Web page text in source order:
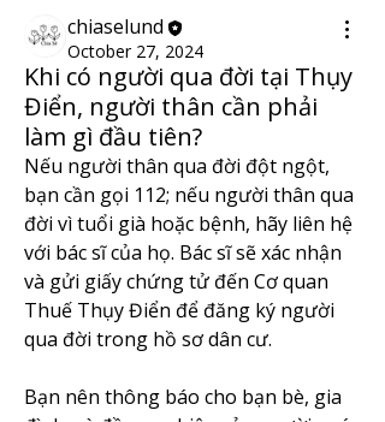
chiaselund
October 27, 2024
Khi có người qua đời tại Thụy
Điển, người thân cần phải
làm gì đầu tiên?
Nếu người thân qua đời đột ngột,
bạn cần gọi 112; nếu người thân qua
đời vì tuổi già hoặc bệnh, hãy liên hệ
với bác sĩ của họ. Bác sĩ sẽ xác nhận
và gửi giấy chứng tử đến Cơ quan
Thuế Thụy Điển để đăng ký người
qua đời trong hồ sơ dân cư.
Bạn nên thông báo cho bạn bè, gia